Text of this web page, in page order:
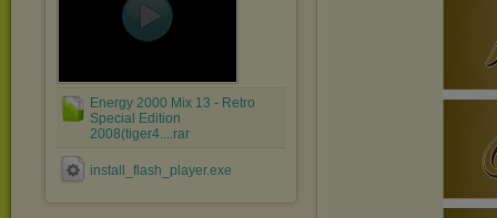
Energy 2000 Mix 13 - Retro
Special Edition
2008(tiger4....rar
install_flash_player.exe